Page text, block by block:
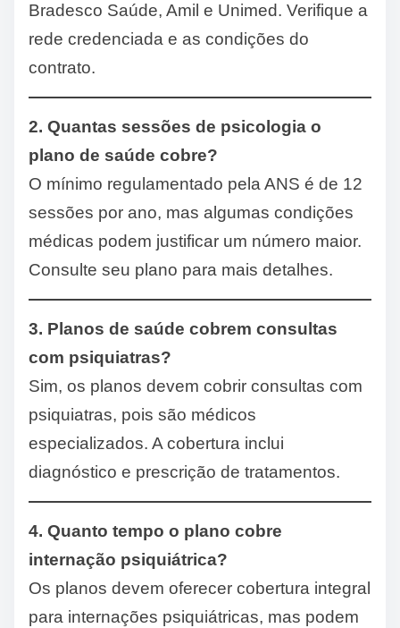
Bradesco Saúde, Amil e Unimed. Verifique a
rede credenciada e as condições do
contrato.
2. Quantas sessões de psicologia o
plano de saúde cobre?
O mínimo regulamentado pela ANS é de 12
sessões por ano, mas algumas condições
médicas podem justificar um número maior.
Consulte seu plano para mais detalhes.
3. Planos de saúde cobrem consultas
com psiquiatras?
Sim, os planos devem cobrir consultas com
psiquiatras, pois são médicos
especializados. A cobertura inclui
diagnóstico e prescrição de tratamentos.
4. Quanto tempo o plano cobre
internação psiquiátrica?
Os planos devem oferecer cobertura integral
para internações psiquiátricas, mas podem